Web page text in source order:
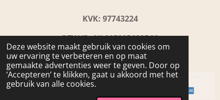
Deze website maakt gebruik van cookies om
uw ervaring te verbeteren en op maat
gemaakte advertenties weer te geven. Door op
‘Accepteren’ te klikken, gaat u akkoord met het
gebruik van alle cookies.
KVK: 97743224
BTW ID: NL005285688B09
IBAN: NL31 INGB0109 9867 92